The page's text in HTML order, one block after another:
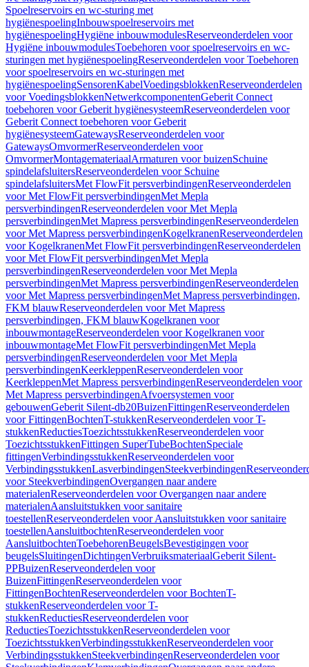
Spoelreservoirs en wc-sturing met
hygiënespoelingInbouwspoelreservoirs met
hygiënespoelingHygiëne inbouwmodulesReserveonderdelen voor
Hygiëne inbouwmodulesToebehoren voor spoelreservoirs en wc-
sturingen met hygiënespoelingReserveonderdelen voor Toebehoren
voor spoelreservoirs en wc-sturingen met
hygiënespoelingSensorenKabelVoedingsblokkenReserveonderdelen
voor VoedingsblokkenNetwerkcomponentenGeberit Connect
toebehoren voor Geberit hygiënesysteemReserveonderdelen voor
Geberit Connect toebehoren voor Geberit
hygiënesysteemGatewaysReserveonderdelen voor
GatewaysOmvormerReserveonderdelen voor
OmvormerMontagemateriaalArmaturen voor buizenSchuine
spindelafsluitersReserveonderdelen voor Schuine
spindelafsluitersMet FlowFit persverbindingenReserveonderdelen
voor Met FlowFit persverbindingenMet Mepla
persverbindingenReserveonderdelen voor Met Mepla
persverbindingenMet Mapress persverbindingenReserveonderdelen
voor Met Mapress persverbindingenKogelkranenReserveonderdelen
voor KogelkranenMet FlowFit persverbindingenReserveonderdelen
voor Met FlowFit persverbindingenMet Mepla
persverbindingenReserveonderdelen voor Met Mepla
persverbindingenMet Mapress persverbindingenReserveonderdelen
voor Met Mapress persverbindingenMet Mapress persverbindingen,
FKM blauwReserveonderdelen voor Met Mapress
persverbindingen, FKM blauwKogelkranen voor
inbouwmontageReserveonderdelen voor Kogelkranen voor
inbouwmontageMet FlowFit persverbindingenMet Mepla
persverbindingenReserveonderdelen voor Met Mepla
persverbindingenKeerkleppenReserveonderdelen voor
KeerkleppenMet Mapress persverbindingenReserveonderdelen voor
Met Mapress persverbindingenAfvoersystemen voor
gebouwenGeberit Silent-db20BuizenFittingenReserveonderdelen
voor FittingenBochtenT-stukkenReserveonderdelen voor T-
stukkenReductiesToezichtsstukkenReserveonderdelen voor
ToezichtsstukkenFittingen SuperTubeBochtenSpeciale
fittingenVerbindingsstukkenReserveonderdelen voor
VerbindingsstukkenLasverbindingenSteekverbindingen
voor SteekverbindingenOvergangen naar andere
materialenReserveonderdelen voor Overgangen naar andere
materialenAansluitstukken voor sanitaire
toestellenReserveonderdelen voor Aansluitstukken voor sanitaire
toestellenAansluitbochtenReserveonderdelen voor
AansluitbochtenToebehorenBeugelsBevestigingen voor
beugelsSluitingenDichtingenVerbruiksmateriaalGeberit Silent-
PPBuizenReserveonderdelen voor
BuizenFittingenReserveonderdelen voor
FittingenBochtenReserveonderdelen voor BochtenT-
stukkenReserveonderdelen voor T-
stukkenReductiesReserveonderdelen voor
ReductiesToezichtsstukkenReserveonderdelen voor
ToezichtsstukkenVerbindingsstukkenReserveonderdelen voor
VerbindingsstukkenSteekverbindingenReserveonderdelen voor